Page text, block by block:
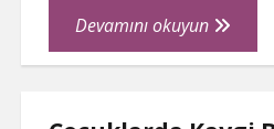
Devamını okuyunUygun
Fiyatli